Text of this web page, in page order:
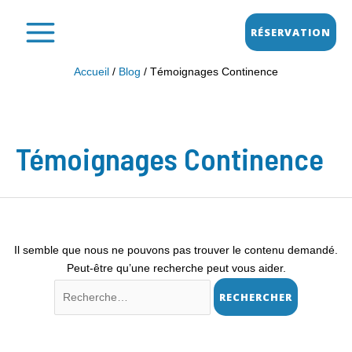
contenuMENU
RÉSERVATION
Accueil Blog Témoignages Continence
Témoignages Continence
Il semble que nous ne pouvons pas trouver le contenu demandé.
Peut-être qu’une recherche peut vous aider.